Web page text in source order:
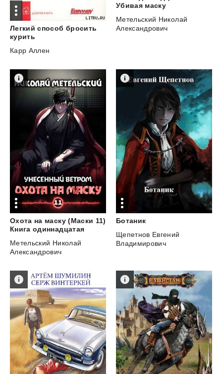
Легкий способ бросить
курить
Карр Аллен
Убивая маску
Метельский Николай
Александрович
Охота на маску (Маски 11)
Книга одиннадцатая
Метельский Николай
Александрович
Ботаник
Щепетнов Евгений
Владимирович